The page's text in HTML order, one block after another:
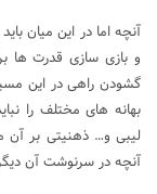
آنچه اما در این میان
و بازی سازی قدرت ها
گشودن راهی در این
بهانه های مختلف را
لیبی و… ذهنیتی بر آن
آنچه در سرنوشت آن